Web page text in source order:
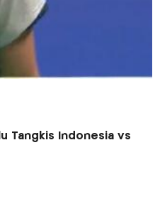
Tangkis Indonesia vs